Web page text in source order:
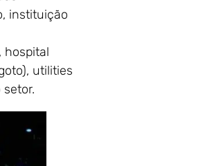
instituição
hospital
utilities